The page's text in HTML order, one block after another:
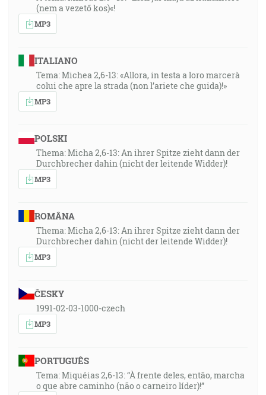
(nem a vezető kos)«!
MP3
ITALIANO
Tema: Michea 2,6-13: «Allora, in testa a loro marcerà
colui che apre la strada (non l’ariete che guida)!»
MP3
POLSKI
Thema: Micha 2,6-13: An ihrer Spitze zieht dann der
Durchbrecher dahin (nicht der leitende Widder)!
MP3
ROMÂNA
Thema: Micha 2,6-13: An ihrer Spitze zieht dann der
Durchbrecher dahin (nicht der leitende Widder)!
MP3
ČESKY
1991-02-03-1000-czech
MP3
PORTUGUÊS
Tema: Miquéias 2,6-13: “À frente deles, então, marcha
o que abre caminho (não o carneiro líder)!”